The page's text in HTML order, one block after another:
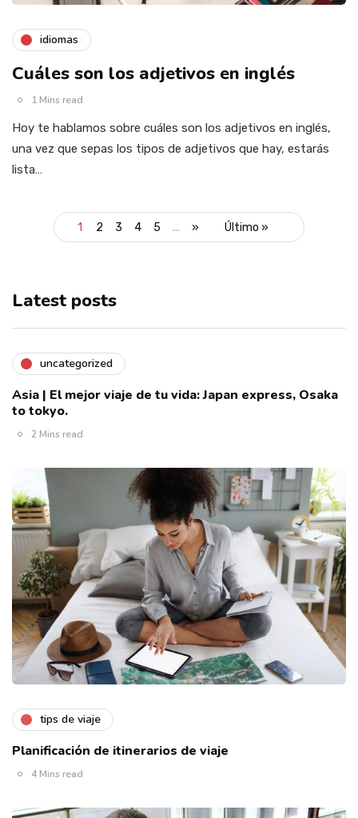
idiomas
Cuáles son los adjetivos en inglés
1 Mins read
Hoy te hablamos sobre cuáles son los adjetivos en inglés,
una vez que sepas los tipos de adjetivos que hay, estarás
lista…
1 2 3 4 5 ... » Último »
Latest posts
uncategorized
Asia | El mejor viaje de tu vida: Japan express, Osaka
to tokyo.
2 Mins read
tips de viaje
Planificación de itinerarios de viaje
4 Mins read